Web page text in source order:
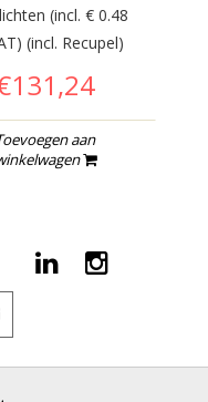
(incl. € 0.48
(incl. Recupel)
aan